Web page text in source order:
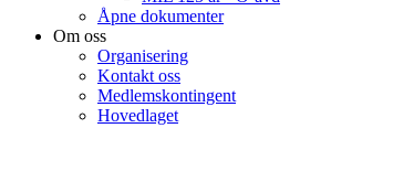
Åpne dokumenter
Om oss
Organisering
Kontakt oss
Medlemskontingent
Hovedlaget